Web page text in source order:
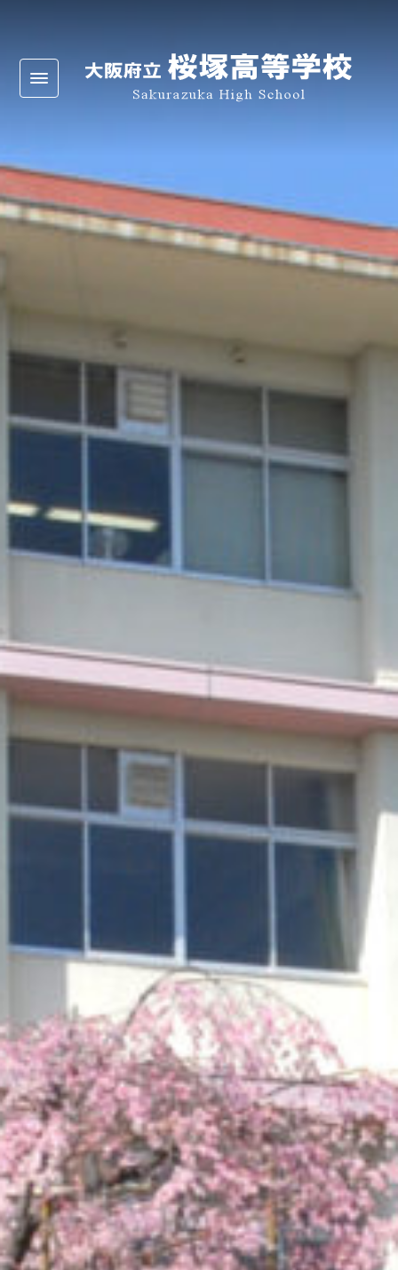
: Undefined array key 0 in
/home/sakurazuka/sakurazuka.ed.jp/public_html/wp-conten
t/themes/sakurazuka_2020/header.php
on line229Warning